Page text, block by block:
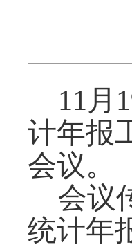
11月
计年报
会议。
会议
统计年